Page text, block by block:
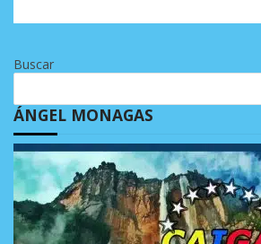
Buscar
ÁNGEL MONAGAS